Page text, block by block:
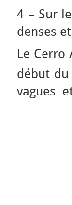
4 – Sur
denses
Le Cerro
début du
vagues